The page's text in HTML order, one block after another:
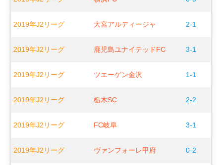
2019年J2リーグ 大宮アルディージャ 2-1
2019年J2リーグ 鹿児島ユナイテッドFC 3-1
2019年J2リーグ ツエーゲン金沢 1-1
2019年J2リーグ 栃木SC 2-2
2019年J2リーグ FC岐阜 3-1
2019年J2リーグ ヴァンフォーレ甲府 0-2